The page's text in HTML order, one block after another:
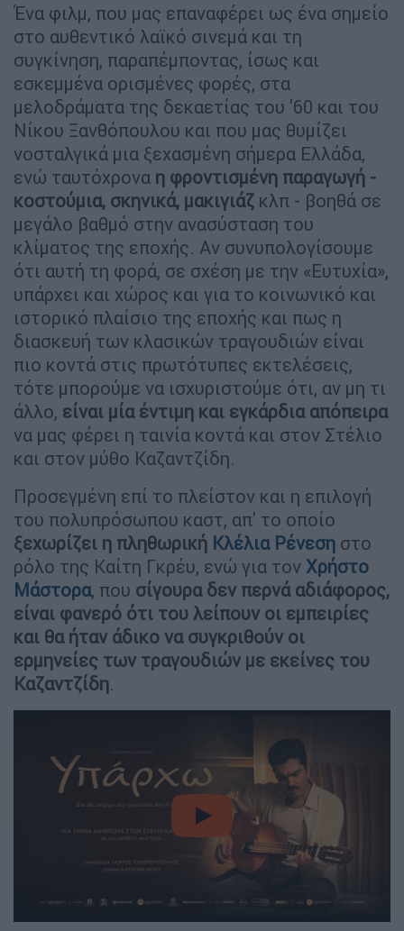
Ένα φιλμ, που μας επαναφέρει ως ένα σημείο
στο αυθεντικό λαϊκό σινεμά και τη
συγκίνηση, παραπέμποντας, ίσως και
εσκεμμένα ορισμένες φορές, στα
μελοδράματα της δεκαετίας του '60 και του
Νίκου Ξανθόπουλου και που μας θυμίζει
νοσταλγικά μια ξεχασμένη σήμερα Ελλάδα,
ενώ ταυτόχρονα η φροντισμένη παραγωγή -
κοστούμια, σκηνικά, μακιγιάζ κλπ - βοηθά σε
μεγάλο βαθμό στην ανασύσταση του
κλίματος της εποχής. Αν συνυπολογίσουμε
ότι αυτή τη φορά, σε σχέση με την «Ευτυχία»,
υπάρχει και χώρος και για το κοινωνικό και
ιστορικό πλαίσιο της εποχής και πως η
διασκευή των κλασικών τραγουδιών είναι
πιο κοντά στις πρωτότυπες εκτελέσεις,
τότε μπορούμε να ισχυριστούμε ότι, αν μη τι
άλλο, είναι μία έντιμη και εγκάρδια απόπειρα
να μας φέρει η ταινία κοντά και στον Στέλιο
και στον μύθο Καζαντζίδη.
Προσεγμένη επί το πλείστον και η επιλογή
του πολυπρόσωπου καστ, απ' το οποίο
ξεχωρίζει η πληθωρική Κλέλια Ρένεση στο
ρόλο της Καίτη Γκρέυ, ενώ για τον Χρήστο
Μάστορα, που σίγουρα δεν περνά αδιάφορος,
είναι φανερό ότι του λείπουν οι εμπειρίες
και θα ήταν άδικο να συγκριθούν οι
ερμηνείες των τραγουδιών με εκείνες του
Καζαντζίδη.
video